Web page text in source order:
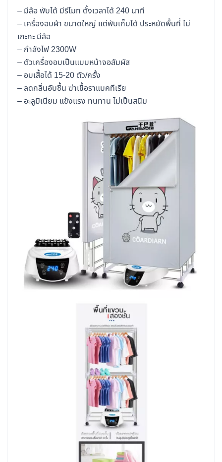
– มีล้อ พับได้ มีรีโมท ตั้งเวลาได้ 240 นาที
– เครื่องอบผ้า ขนาดใหญ่ แต่พับเก็บได้ ประหยัดพื้นที่ ไม่
เกะกะ มีล้อ
– กำลังไฟ 2300W
– ตัวเครื่องอบเป็นแบบหน้าจอสัมผัส
– อบเสื้อได้ 15-20 ตัว/ครั้ง
– ลดกลิ่นอับชื้น ฆ่าเชื้อราแบคทีเรีย
– อะลูมิเนียม แข็งแรง ทนทาน ไม่เป็นสนิม